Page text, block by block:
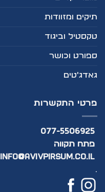
תיקים ומזוודות
טקסטיל וביגוד
ספורט וכושר
גאדג'טים
פרטי התקשרות
077-5506925
פתח תקווה
info@avivpirsum.co.il
.